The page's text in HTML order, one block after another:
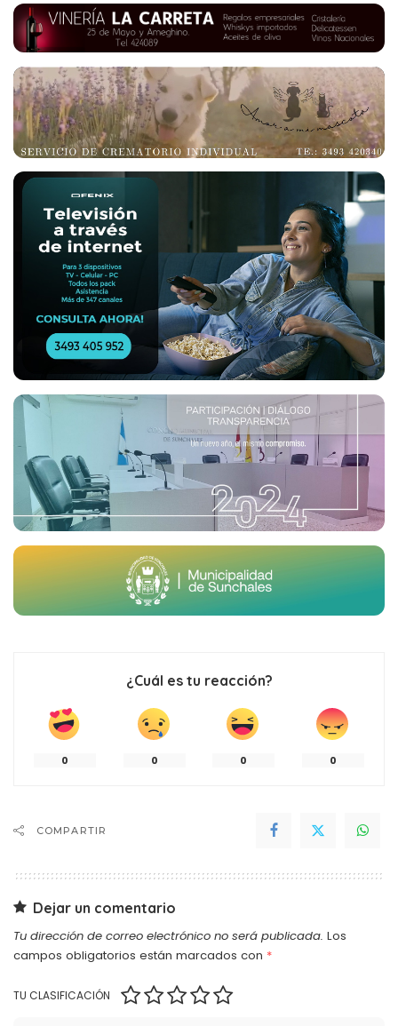
¿Cuál es tu reacción?
0 0 0 0
COMPARTIR
Dejar un comentario
Tu dirección de correo electrónico no será publicada. Los
campos obligatorios están marcados con *
TU CLASIFICACIÓN